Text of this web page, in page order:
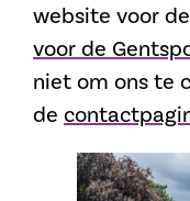
website voor
voor de
niet om ons te
de